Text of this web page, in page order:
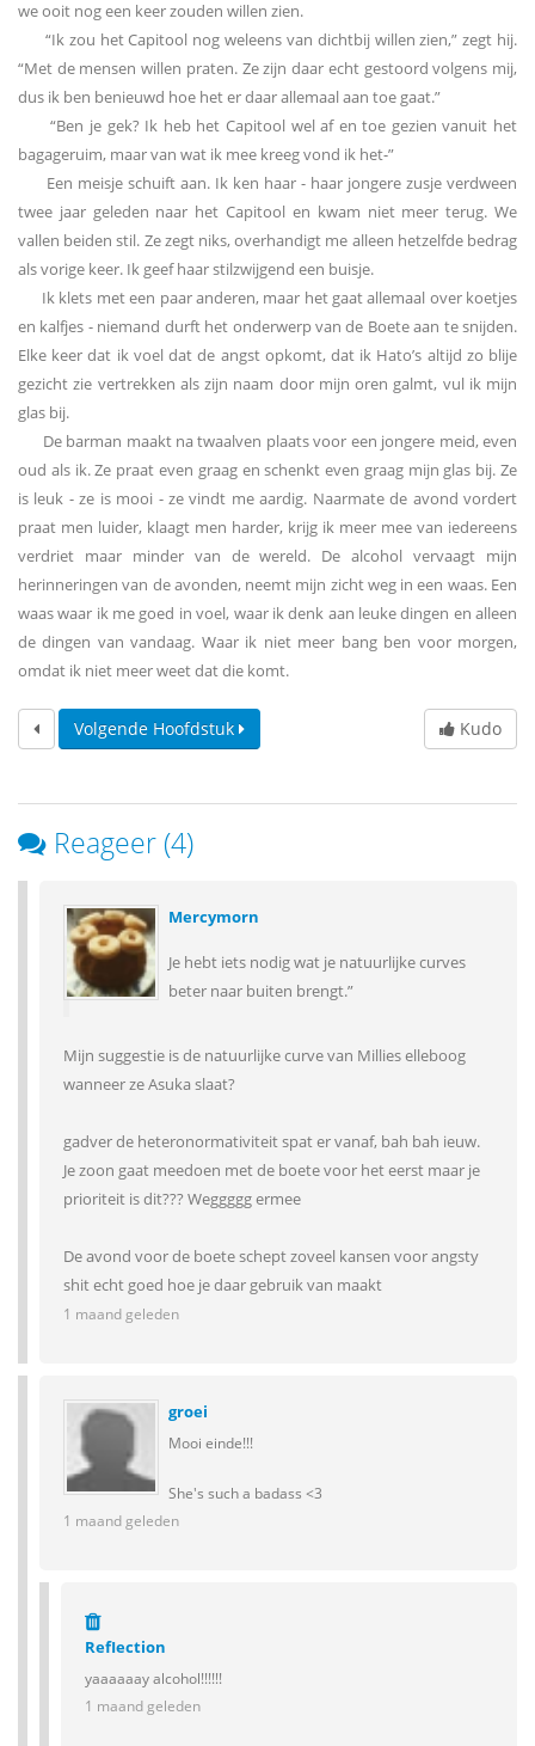
we ooit nog een keer zouden willen zien.
“Ik zou het Capitool nog weleens van dichtbij willen zien,” zegt hij.
“Met de mensen willen praten. Ze zijn daar echt gestoord volgens mij,
dus ik ben benieuwd hoe het er daar allemaal aan toe gaat.”
“Ben je gek? Ik heb het Capitool wel af en toe gezien vanuit het
bagageruim, maar van wat ik mee kreeg vond ik het-”
Een meisje schuift aan. Ik ken haar - haar jongere zusje verdween
twee jaar geleden naar het Capitool en kwam niet meer terug. We
vallen beiden stil. Ze zegt niks, overhandigt me alleen hetzelfde bedrag
als vorige keer. Ik geef haar stilzwijgend een buisje.
Ik klets met een paar anderen, maar het gaat allemaal over koetjes
en kalfjes - niemand durft het onderwerp van de Boete aan te snijden.
Elke keer dat ik voel dat de angst opkomt, dat ik Hato’s altijd zo blije
gezicht zie vertrekken als zijn naam door mijn oren galmt, vul ik mijn
glas bij.
De barman maakt na twaalven plaats voor een jongere meid, even
oud als ik. Ze praat even graag en schenkt even graag mijn glas bij. Ze
is leuk - ze is mooi - ze vindt me aardig. Naarmate de avond vordert
praat men luider, klaagt men harder, krijg ik meer mee van iedereens
verdriet maar minder van de wereld. De alcohol vervaagt mijn
herinneringen van de avonden, neemt mijn zicht weg in een waas. Een
waas waar ik me goed in voel, waar ik denk aan leuke dingen en alleen
de dingen van vandaag. Waar ik niet meer bang ben voor morgen,
omdat ik niet meer weet dat die komt.
Kudo
Volgende Hoofdstuk
Reageer (4)
Mercymorn
Je hebt iets nodig wat je natuurlijke curves
beter naar buiten brengt.”
Mijn suggestie is de natuurlijke curve van Millies elleboog
wanneer ze Asuka slaat?
gadver de heteronormativiteit spat er vanaf, bah bah ieuw.
Je zoon gaat meedoen met de boete voor het eerst maar je
prioriteit is dit??? Weggggg ermee
De avond voor de boete schept zoveel kansen voor angsty
shit echt goed hoe je daar gebruik van maakt
1 maand geleden
groei
Mooi einde!!!
She's such a badass <3
1 maand geleden
RefIection
yaaaaaay alcohol!!!!!!
1 maand geleden